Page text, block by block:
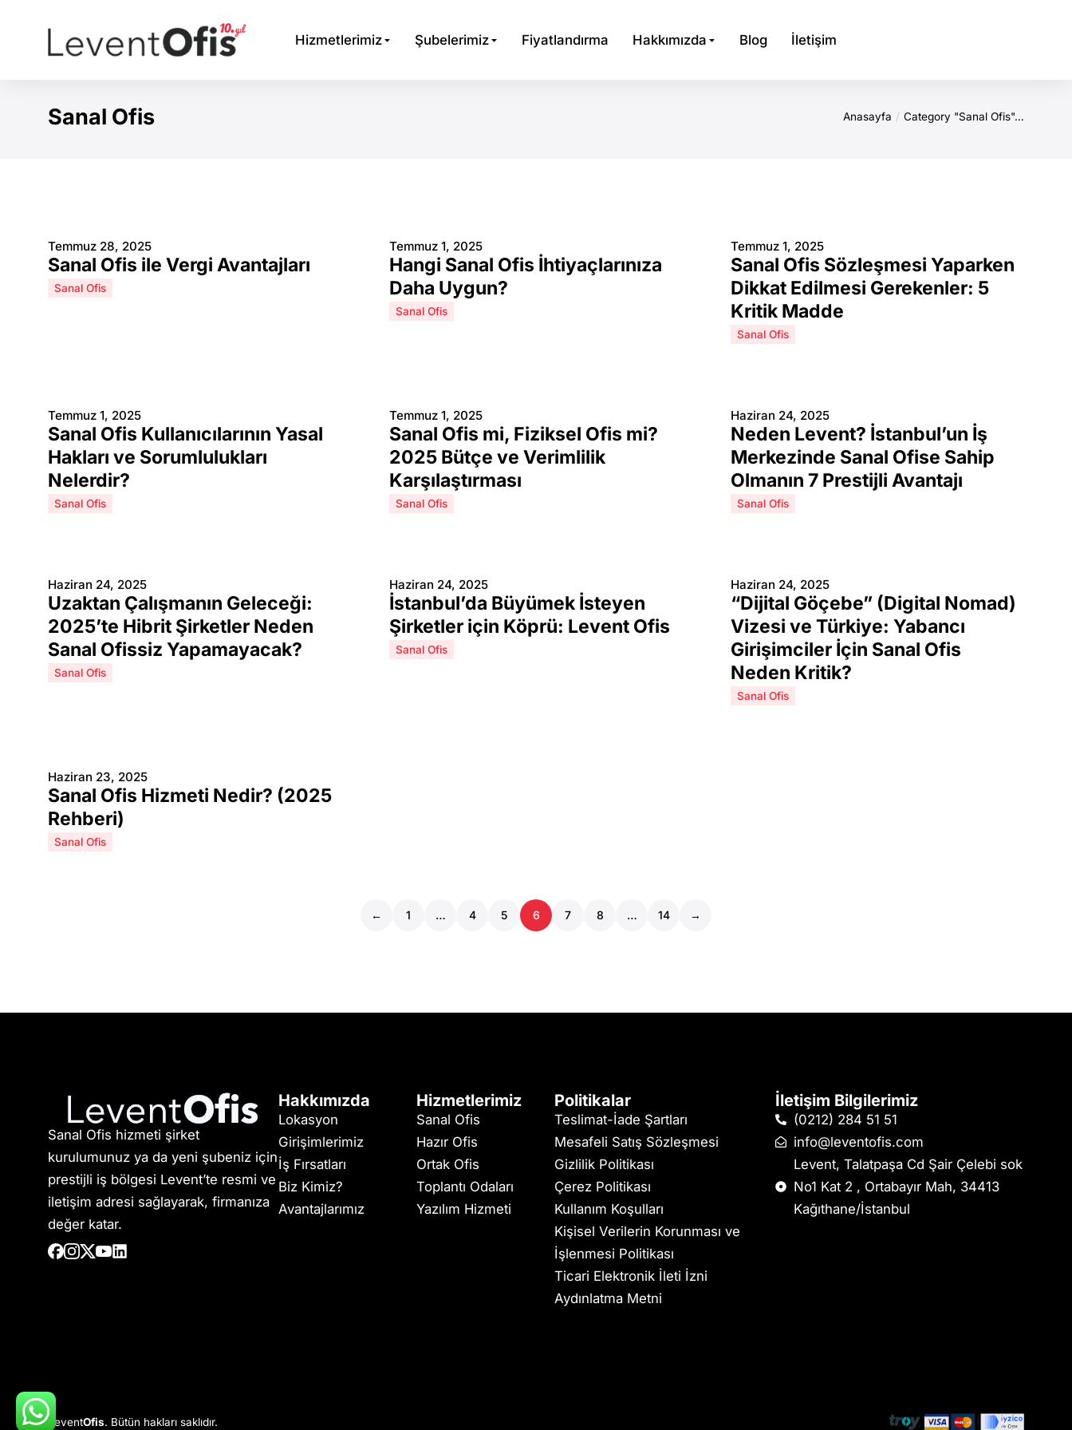
Hizmetlerimiz Şubelerimiz Fiyatlandırma Hakkımızda Blog İletişim
Sanal Ofis Anasayfa Category "Sanal Ofis"…
Temmuz 28, 2025
Sanal Ofis ile Vergi Avantajları
Sanal Ofis
Temmuz 1, 2025
Hangi Sanal Ofis İhtiyaçlarınıza
Daha Uygun?
Sanal Ofis
Temmuz 1, 2025
Sanal Ofis Sözleşmesi Yaparken
Dikkat Edilmesi Gerekenler: 5
Kritik Madde
Sanal Ofis
Temmuz 1, 2025
Sanal Ofis Kullanıcılarının Yasal
Hakları ve Sorumlulukları
Nelerdir?
Sanal Ofis
Temmuz 1, 2025
Sanal Ofis mi, Fiziksel Ofis mi?
2025 Bütçe ve Verimlilik
Karşılaştırması
Sanal Ofis
Haziran 24, 2025
Neden Levent? İstanbul’un İş
Merkezinde Sanal Ofise Sahip
Olmanın 7 Prestijli Avantajı
Sanal Ofis
Haziran 24, 2025
Uzaktan Çalışmanın Geleceği:
2025’te Hibrit Şirketler Neden
Sanal Ofissiz Yapamayacak?
Sanal Ofis
Haziran 24, 2025
İstanbul’da Büyümek İsteyen
Şirketler için Köprü: Levent Ofis
Sanal Ofis
Haziran 24, 2025
“Dijital Göçebe” (Digital Nomad)
Vizesi ve Türkiye: Yabancı
Girişimciler İçin Sanal Ofis
Neden Kritik?
Sanal Ofis
Haziran 23, 2025
Sanal Ofis Hizmeti Nedir? (2025
Rehberi)
Sanal Ofis
← 1 … 4 5 6 7 8 … 14 →
Sanal Ofis hizmeti şirket
kurulumunuz ya da yeni şubeniz için
prestijli iş bölgesi Levent’te resmi ve
iletişim adresi sağlayarak, firmanıza
değer katar.
Hakkımızda
Lokasyon
Girişimlerimiz
İş Fırsatları
Biz Kimiz?
Avantajlarımız
Hizmetlerimiz
Sanal Ofis
Hazır Ofis
Ortak Ofis
Toplantı Odaları
Yazılım Hizmeti
Politikalar
Teslimat-İade Şartları
Mesafeli Satış Sözleşmesi
Gizlilik Politikası
Çerez Politikası
Kullanım Koşulları
Kişisel Verilerin Korunması ve
İşlenmesi Politikası
Ticari Elektronik İleti İzni
Aydınlatma Metni
İletişim Bilgilerimiz
(0212) 284 51 51
info@leventofis.com
Levent, Talatpaşa Cd Şair Çelebi sok
No1 Kat 2 , Ortabayır Mah, 34413
Kağıthane/İstanbul
LeventOfis. Bütün hakları saklıdır.